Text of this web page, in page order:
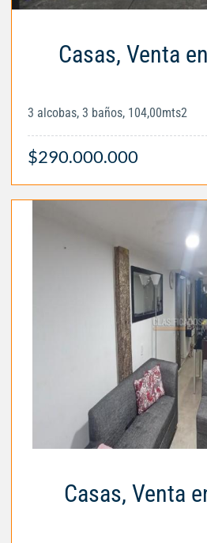
Casas, Venta
3 alcobas, 3 baños, 104,00mts2
$290.000.000
Casas, Venta